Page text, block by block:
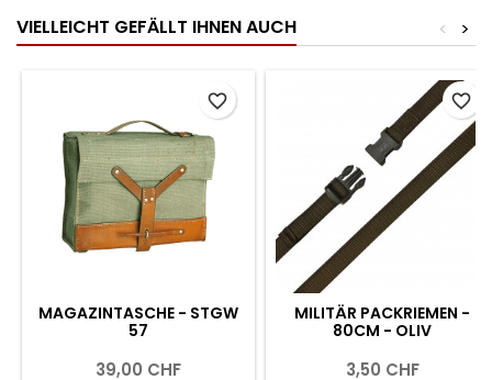
VIELLEICHT GEFÄLLT IHNEN AUCH >
<
MAGAZINTASCHE - STGW
57
39,00 CHF
favorite_border
MILITÄR PACKRIEMEN -
80CM - OLIV
3,50 CHF
favorite_border